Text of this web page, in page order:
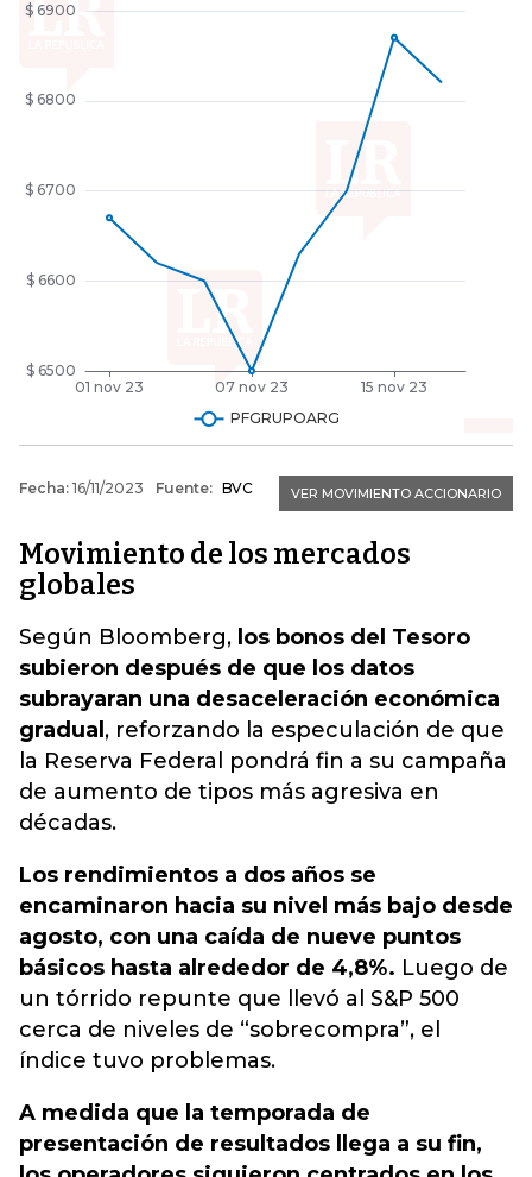
Movimiento de los mercados
globales
Según Bloomberg, los bonos del Tesoro
subieron después de que los datos
subrayaran una desaceleración económica
gradual , reforzando la especulación de que
la Reserva Federal pondrá fin a su campaña
de aumento de tipos más agresiva en
décadas.
Los rendimientos a dos años se
encaminaron hacia su nivel más bajo desde
agosto, con una caída de nueve puntos
básicos hasta alrededor de 4,8%. Luego de
un tórrido repunte que llevó al S&P 500
cerca de niveles de “sobrecompra”, el
índice tuvo problemas.
A medida que la temporada de
presentación de resultados llega a su fin,